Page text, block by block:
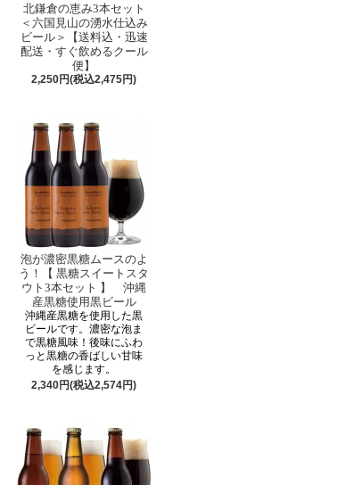
北鎌倉の恵み3本セット
＜六国見山の湧水仕込み
ビール＞【送料込・迅速
配送・すぐ飲めるクール
便】
2,250円(税込2,475円)
泡が濃密黒糖ムースのよ
う！【 黒糖スイートスタ
ウト3本セット 】 沖縄
産黒糖使用黒ビール
沖縄産黒糖を使用した黒
ビールです。濃密な泡ま
で黒糖風味！後味にふわ
っと黒糖の香ばしい甘味
を感じます。
2,340円(税込2,574円)